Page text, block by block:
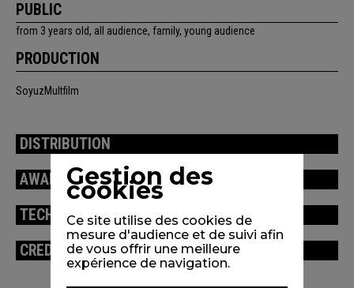
PUBLIC
from 3 years old, all audience, family, young audience
PRODUCTION
SoyuzMultfilm
DISTRIBUTION
AWARDS / FESTIVALS
TECHNICAL INFORMATION
CREDITS
Gestion des
cookies
Ce site utilise des cookies de
mesure d'audience et de suivi afin
de vous offrir une meilleure
expérience de navigation.